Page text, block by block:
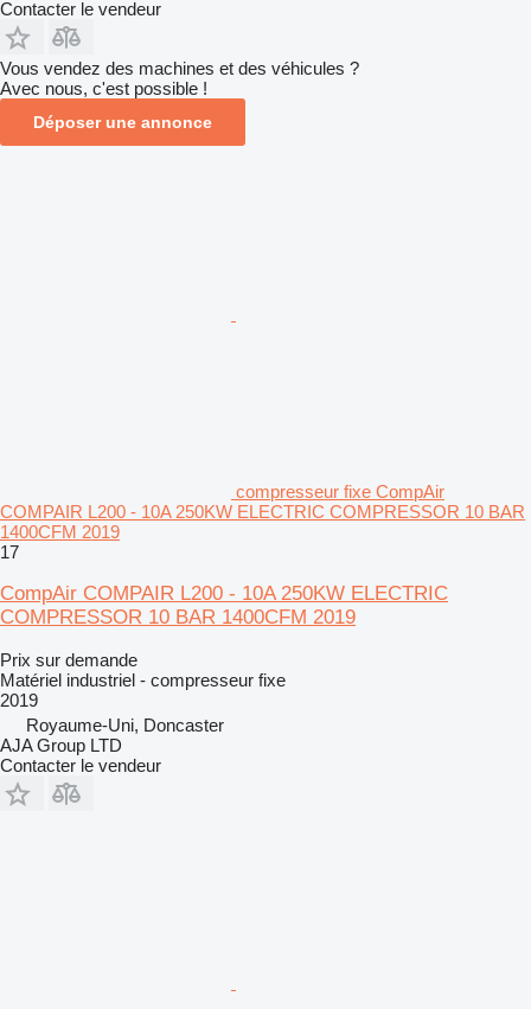
Contacter le vendeur
Vous vendez des machines et des véhicules ?
Avec nous, c'est possible !
Déposer une annonce
compresseur fixe CompAir
COMPAIR L200 - 10A 250KW ELECTRIC COMPRESSOR 10 BAR
1400CFM 2019
17
CompAir COMPAIR L200 - 10A 250KW ELECTRIC
COMPRESSOR 10 BAR 1400CFM 2019
Prix sur demande
Matériel industriel - compresseur fixe
2019
Royaume-Uni, Doncaster
AJA Group LTD
Contacter le vendeur